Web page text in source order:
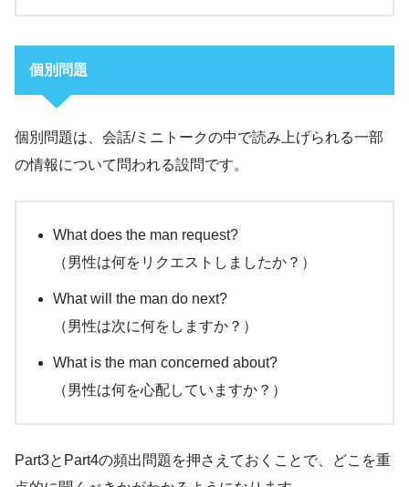
個別問題
個別問題は、会話/ミニトークの中で読み上げられる一部
の情報について問われる設問です。
What does the man request?
（男性は何をリクエストしましたか？）
What will the man do next?
（男性は次に何をしますか？）
What is the man concerned about?
（男性は何を心配していますか？）
Part3とPart4の頻出問題を押さえておくことで、どこを重